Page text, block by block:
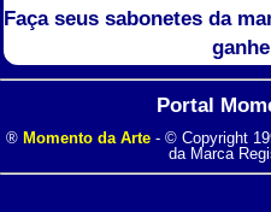
Faça seus sabonetes da
Portal
® Momento da Arte- © Copyright
da Marca